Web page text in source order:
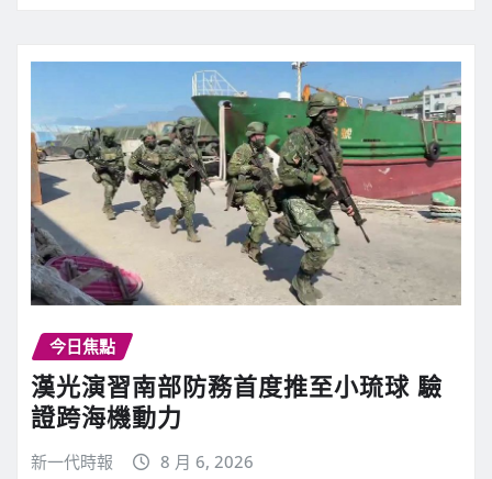
今日焦點
漢光演習南部防務首度推至小琉球 驗
證跨海機動力
新一代時報 8 月 6, 2026